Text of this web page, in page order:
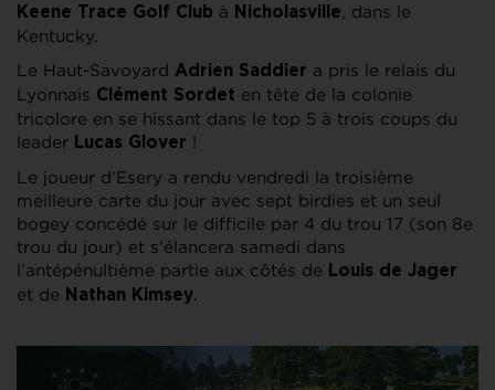
Keene Trace Golf Club à Nicholasville, dans le
Kentucky.
Le Haut-Savoyard Adrien Saddier a pris le relais du
Lyonnais Clément Sordet en tête de la colonie
tricolore en se hissant dans le top 5 à trois coups du
leader Lucas Glover !
Le joueur d’Esery a rendu vendredi la troisième
meilleure carte du jour avec sept birdies et un seul
bogey concédé sur le difficile par 4 du trou 17 (son 8e
trou du jour) et s’élancera samedi dans
l’antépénultième partie aux côtés de Louis de Jager
et de Nathan Kimsey.